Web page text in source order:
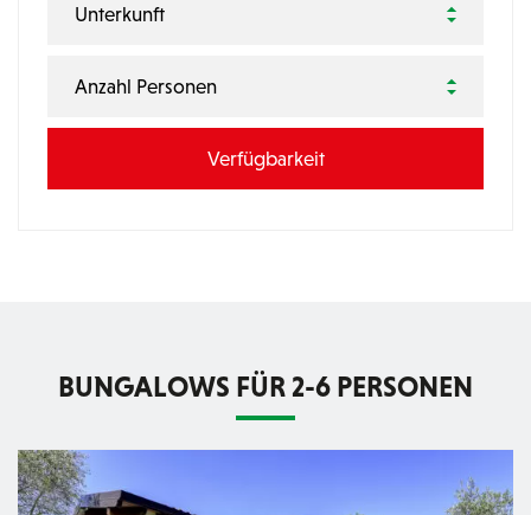
Unterkunft
Anzahl Personen
BUNGALOWS FÜR 2-6 PERSONEN